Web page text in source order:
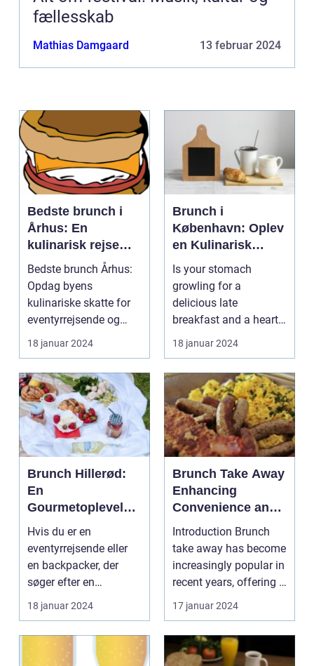
fællesskab
Mathias Damgaard 13 februar 2024
Bedste brunch i
Århus: En
kulinarisk rejse
gennem byens
smagfulde
morgenmåltider
eventyrrejsende
og backpackere
Bedste brunch Århus:
Opdag byens
kulinariske skatte for
eventyrrejsende og
backpackere
Indledning: ...
18 januar 2024
Brunch i
København: Oplev
en Kulinarisk
Eventyrrejse
Is your stomach
growling for a
delicious late
breakfast and a hearty
lunch combined? Look
no further...
18 januar 2024
Brunch Hillerød:
En
Gourmetoplevelse
i Nordsjælland
Hvis du er en
eventyrrejsende eller
en backpacker, der
søger efter en
uforglemmelig
gastronomisk opl...
18 januar 2024
Brunch Take Away
Enhancing
Convenience and
Exploring Culinary
Experiences
Introduction Brunch
take away has become
increasingly popular in
recent years, offering a
convenien...
17 januar 2024